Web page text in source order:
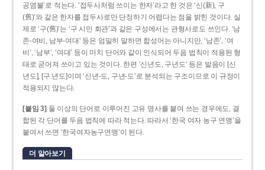
공염불’로 적는다. ‘접두사처럼 쓰이는 한자’라고 한 것은 ‘신(新), 구
(舊)’와 같은 한자를 접두사로만 단정하기 어렵다는 점을 밝힌 것이다. 실
제로 ‘구(舊)’는 ‘구 시민 회관’과 같은 구성에서는 관형사로도 쓰인다. ‘남
존­-여비, 남부-­여대’ 등은 엄밀히 말하면 합성어는 아니지만, ‘남존’, ‘여
비’, ‘남부’, ‘여대’ 등이 마치 단어와 같이 인식되어 두음 법칙이 적용된 형
태로 굳어져 쓰이고 있는 것이다. 한편 ‘신년도, 구년도’ 등은 발음이 [신
년도], [구ː년도]이며 ‘신년­-도, 구년-­도’로 분석되는 구조이므로 이 규정이
적용되지 않는다.
[붙임 3] 둘 이상의 단어로 이루어진 고유 명사를 붙여 쓰는 경우에도, 결
합된 각 단어를 두음 법칙에 따라 적는다. 따라서 ‘한국 여자 농구 연맹’을
붙여서 쓰면 ‘한국여자농구연맹’이 된다.
더 알아보기